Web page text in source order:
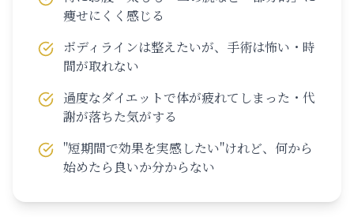
痩せにくく感じる
ボディラインは整えたいが、手術は怖い・時
間が取れない
過度なダイエットで体が疲れてしまった・代
謝が落ちた気がする
"短期間で効果を実感したい"けれど、何から
始めたら良いか分からない